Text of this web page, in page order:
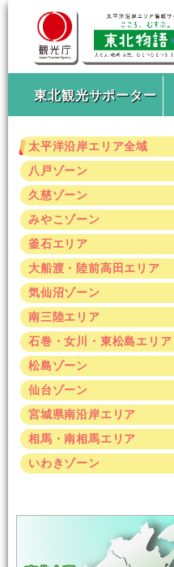
東北観光サポーター
太平洋沿岸エリア全域
八戸ゾーン
久慈ゾーン
みやこゾーン
釜石エリア
大船渡・陸前高田エリア
気仙沼ゾーン
南三陸エリア
石巻・女川・東松島エリア
松島ゾーン
仙台ゾーン
宮城県南沿岸エリア
相馬・南相馬エリア
いわきゾーン